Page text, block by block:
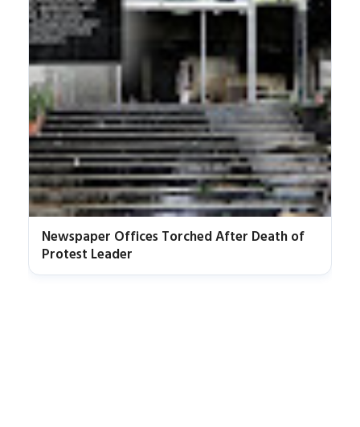
Newspaper Offices Torched After Death of
Protest Leader